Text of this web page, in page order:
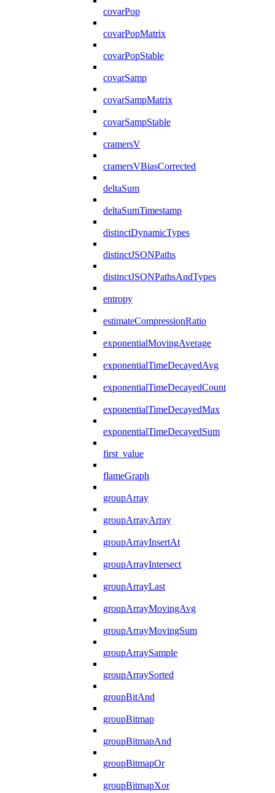
covarPop
covarPopMatrix
covarPopStable
covarSamp
covarSampMatrix
covarSampStable
cramersV
cramersVBiasCorrected
deltaSum
deltaSumTimestamp
distinctDynamicTypes
distinctJSONPaths
distinctJSONPathsAndTypes
entropy
estimateCompressionRatio
exponentialMovingAverage
exponentialTimeDecayedAvg
exponentialTimeDecayedCount
exponentialTimeDecayedMax
exponentialTimeDecayedSum
first_value
flameGraph
groupArray
groupArrayArray
groupArrayInsertAt
groupArrayIntersect
groupArrayLast
groupArrayMovingAvg
groupArrayMovingSum
groupArraySample
groupArraySorted
groupBitAnd
groupBitmap
groupBitmapAnd
groupBitmapOr
groupBitmapXor